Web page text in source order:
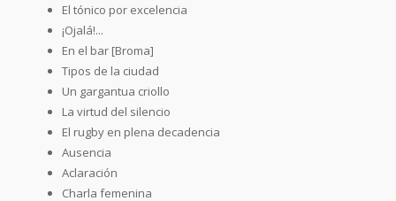
El tónico por excelencia
¡Ojalá!...
En el bar [Broma]
Tipos de la ciudad
Un gargantua criollo
La virtud del silencio
El rugby en plena decadencia
Ausencia
Aclaración
Charla femenina